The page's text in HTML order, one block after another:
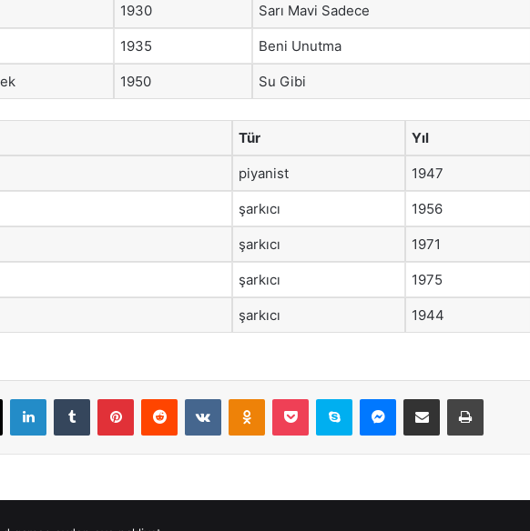
1930 Sarı Mavi Sadece
1935 Beni Unutma
1950 Su Gibi
Tür Yıl
piyanist 1947
şarkıcı 1956
şarkıcı 1971
şarkıcı 1975
şarkıcı 1944
X LinkedInTumblr PinterestReddit VKontakteOdnoklassniki
Pocket Skype Messenger
E-Posta ile paylaş Yazdır